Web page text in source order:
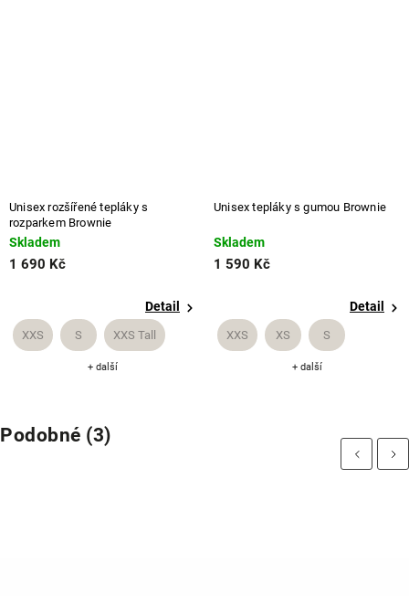
Unisex rozšířené tepláky s
rozparkem Brownie
Skladem
1 690 Kč
Detail
XXS S XXS Tall
+ další
Unisex tepláky s gumou Brownie
Skladem
1 590 Kč
Detail
XXS XS S
+ další
Podobné (3)
Previous Next